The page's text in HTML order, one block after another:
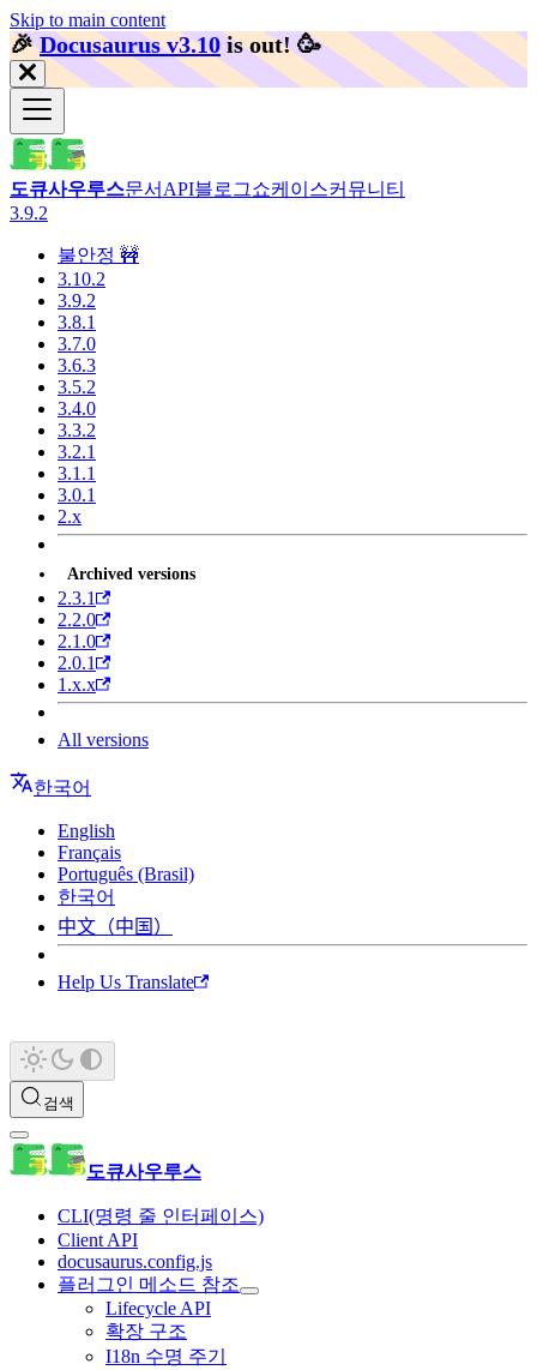
Skip to main content
🎉️Docusaurus v3.10 is out! 🥳️
도큐사우루스문서 API블로그쇼케이스커뮤니티
3.9.2
불안정 🚧
3.10.2
3.9.2
3.8.1
3.7.0
3.6.3
3.5.2
3.4.0
3.3.2
3.2.1
3.1.1
3.0.1
2.x
Archived versions
2.3.1
2.2.0
2.1.0
2.0.1
1.x.x
All versions
한국어
English
Français
Português (Brasil)
한국어
中文（中国）
Help Us Translate
검색
도큐사우루스
CLI(명령 줄 인터페이스)
Client API
docusaurus.config.js
플러그인 메소드 참조
Lifecycle API
확장 구조
I18n 수명 주기